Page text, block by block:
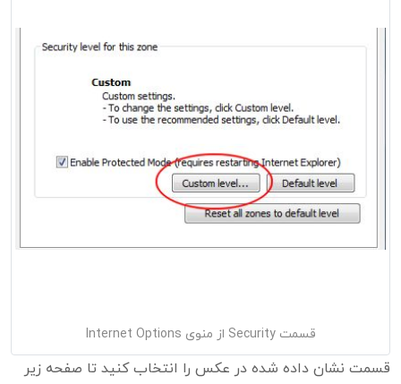
قسمت Security از منوی Internet Options
قسمت نشان داده شده در عکس را انتخاب کنید تا صفحه زیر